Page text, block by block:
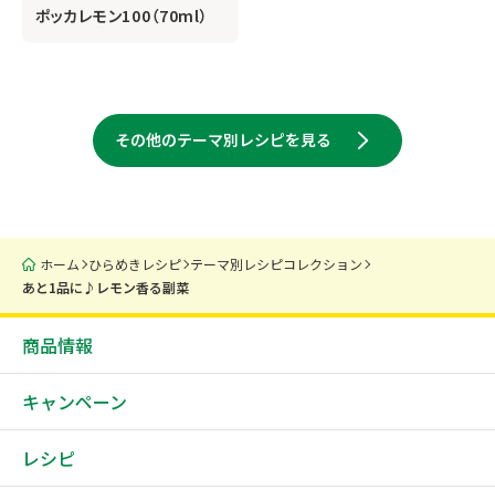
ポッカレモン100（70ml）
その他のテーマ別レシピを見る
ホーム ひらめきレシピ テーマ別レシピコレクション
あと1品に♪レモン香る副菜
商品情報
キャンペーン
レシピ